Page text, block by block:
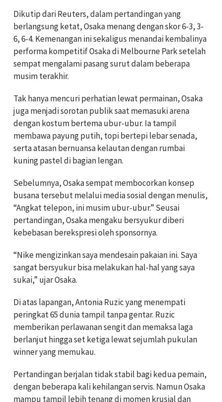
Dikutip dari Reuters, dalam pertandingan yang
berlangsung ketat, Osaka menang dengan skor 6-3, 3-
6, 6-4. Kemenangan ini sekaligus menandai kembalinya
performa kompetitif Osaka di Melbourne Park setelah
sempat mengalami pasang surut dalam beberapa
musim terakhir.
Tak hanya mencuri perhatian lewat permainan, Osaka
juga menjadi sorotan publik saat memasuki arena
dengan kostum bertema ubur-ubur. Ia tampil
membawa payung putih, topi bertepi lebar senada,
serta atasan bernuansa kelautan dengan rumbai
kuning pastel di bagian lengan.
Sebelumnya, Osaka sempat membocorkan konsep
busana tersebut melalui media sosial dengan menulis,
“Angkat telepon, ini musim ubur-ubur.” Seusai
pertandingan, Osaka mengaku bersyukur diberi
kebebasan berekspresi oleh sponsornya.
“Nike mengizinkan saya mendesain pakaian ini. Saya
sangat bersyukur bisa melakukan hal-hal yang saya
sukai,” ujar Osaka.
Di atas lapangan, Antonia Ruzic yang menempati
peringkat 65 dunia tampil tanpa gentar. Ruzic
memberikan perlawanan sengit dan memaksa laga
berlanjut hingga set ketiga lewat sejumlah pukulan
winner yang memukau.
Pertandingan berjalan tidak stabil bagi kedua pemain,
dengan beberapa kali kehilangan servis. Namun Osaka
mampu tampil lebih tenang di momen krusial dan